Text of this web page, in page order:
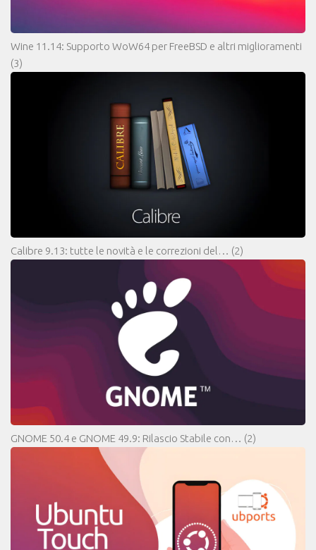
Wine 11.14: Supporto WoW64 per FreeBSD e altri miglioramenti
(3)
Calibre 9.13: tutte le novità e le correzioni del… (2)
GNOME 50.4 e GNOME 49.9: Rilascio Stabile con… (2)